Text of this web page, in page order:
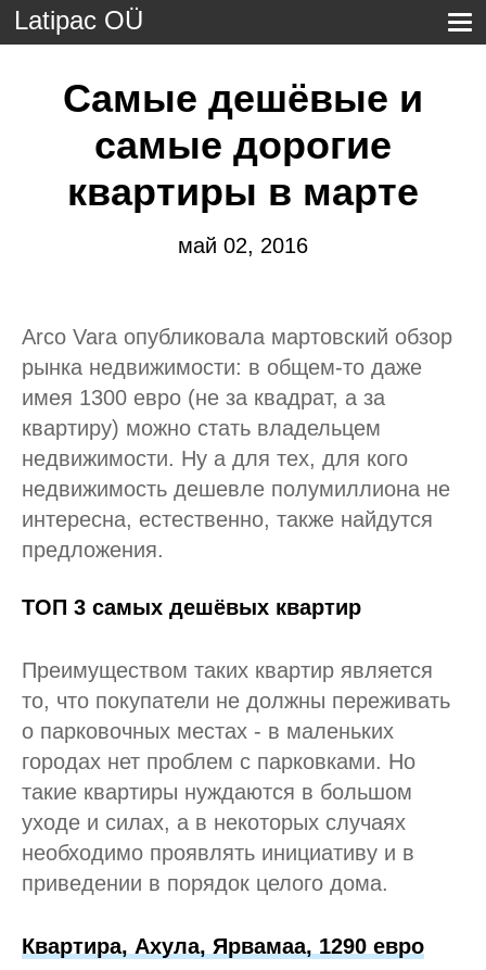
Latipac OÜ
Самые дешёвые и
самые дорогие
квартиры в марте
май 02, 2016
Arco Vara опубликовала мартовский обзор
рынка недвижимости: в общем-то даже
имея 1300 евро (не за квадрат, а за
квартиру) можно стать владельцем
недвижимости. Ну а для тех, для кого
недвижимость дешевле полумиллиона не
интересна, естественно, также найдутся
предложения.
ТОП 3 самых дешёвых квартир
Преимуществом таких квартир является
то, что покупатели не должны переживать
о парковочных местах - в маленьких
городах нет проблем с парковками. Но
такие квартиры нуждаются в большом
уходе и силах, а в некоторых случаях
необходимо проявлять инициативу и в
приведении в порядок целого дома.
Квартира, Ахула, Ярвамаа, 1290 евро